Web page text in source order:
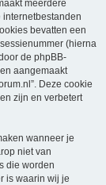
meerdere
bevatten een
(hierna
de phpBB-
aangemaakt
Deze cookie
zijn en verbetert
wanneer je
niet van
die worden
is waarin wij je